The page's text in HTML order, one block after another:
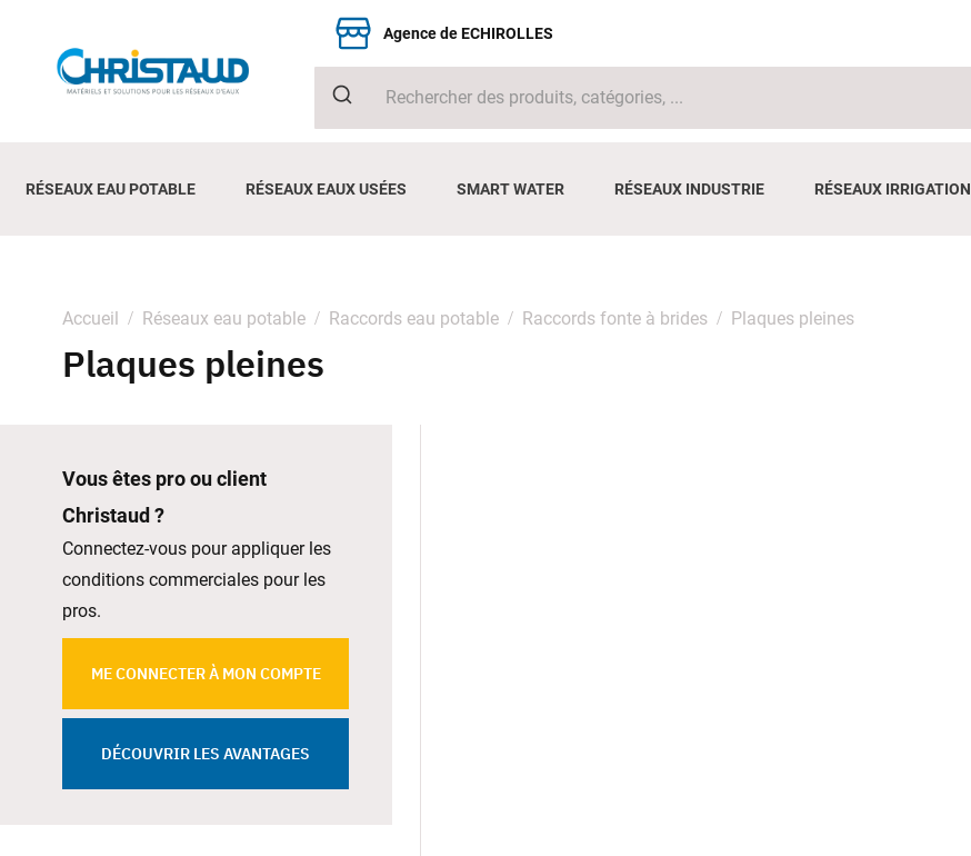
Agence de ECHIROLLES
RÉSEAUX EAU POTABLE RÉSEAUX EAUX USÉES SMART WATER RÉSEAUX INDUSTRIE RÉSEAUX IRRIGATION
Accueil Réseaux eau potable Raccords eau potable Raccords fonte à brides Plaques pleines
Plaques pleines
Vous êtes pro ou client
Christaud ?
Connectez-vous pour appliquer les
conditions commerciales pour les
pros.
ME CONNECTER À MON COMPTE
DÉCOUVRIR LES AVANTAGES